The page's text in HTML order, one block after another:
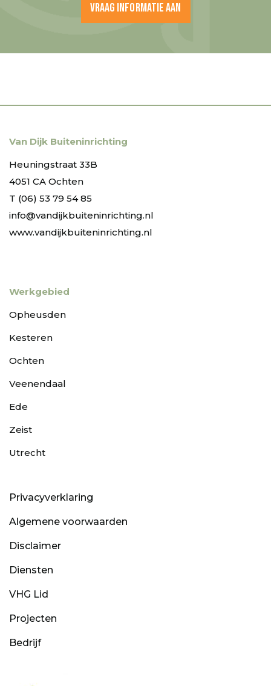
Vraag Informatie Aan
Van Dijk Buiteninrichting
Heuningstraat 33B
4051 CA Ochten
T (06) 53 79 54 85
info@vandijkbuiteninrichting.nl
www.vandijkbuiteninrichting.nl
Werkgebied
Opheusden
Kesteren
Ochten
Veenendaal
Ede
Zeist
Utrecht
Privacyverklaring
Algemene voorwaarden
Disclaimer
Diensten
VHG Lid
Projecten
Bedrijf